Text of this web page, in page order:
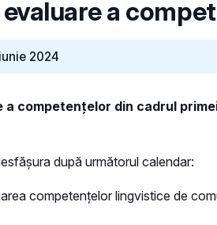
a
2024
a competențelor din cadrul
după următorul calendar:
competențelor lingvistice de